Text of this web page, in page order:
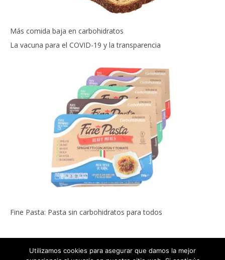
Más comida baja en carbohidratos
La vacuna para el COVID-19 y la transparencia
Fine Pasta: Pasta sin carbohidratos para todos
Utilizamos cookies para asegurar que damos la mejor